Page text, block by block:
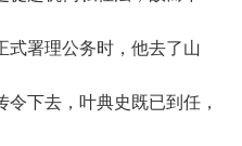
式署理公务时，他去了山
下去，叶典史既已到任，